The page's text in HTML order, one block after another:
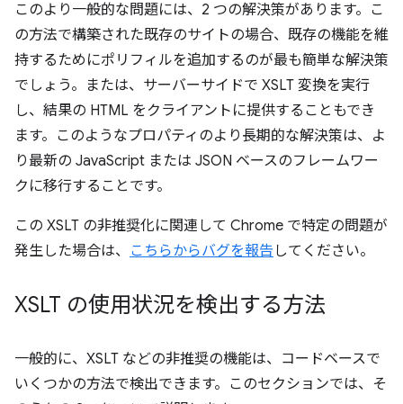
このより一般的な問題には、2 つの解決策があります。こ
の方法で構築された既存のサイトの場合、既存の機能を維
持するためにポリフィルを追加するのが最も簡単な解決策
でしょう。または、サーバーサイドで XSLT 変換を実行
し、結果の HTML をクライアントに提供することもでき
ます。このようなプロパティのより長期的な解決策は、よ
り最新の JavaScript または JSON ベースのフレームワー
クに移行することです。
この XSLT の非推奨化に関連して Chrome で特定の問題が
発生した場合は、 こちらからバグを報告 してください。
XSLT の使用状況を検出する方法
一般的に、XSLT などの非推奨の機能は、コードベースで
いくつかの方法で検出できます。このセクションでは、そ